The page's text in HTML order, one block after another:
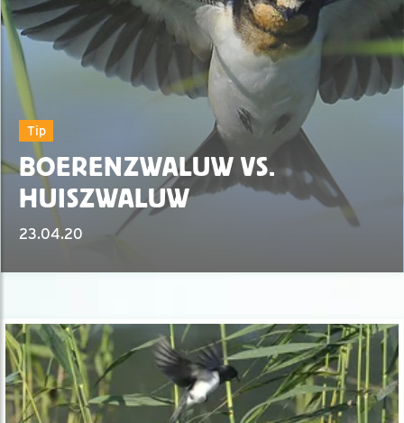
Tip
BOERENZWALUW VS.
HUISZWALUW
23.04.20